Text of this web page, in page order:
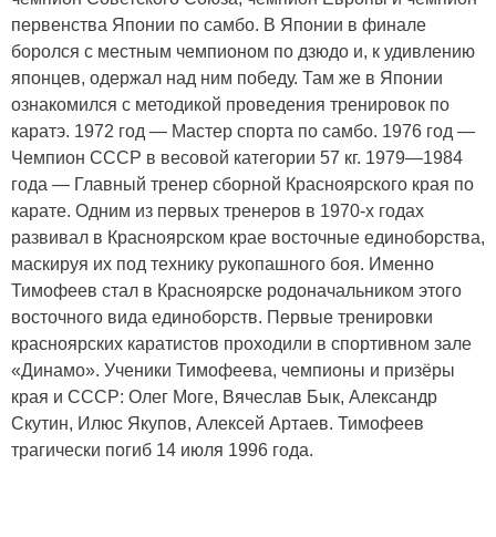
первенства Японии по самбо. В Японии в финале
боролся с местным чемпионом по дзюдо и, к удивлению
японцев, одержал над ним победу. Там же в Японии
ознакомился с методикой проведения тренировок по
каратэ. 1972 год — Мастер спорта по самбо. 1976 год —
Чемпион СССР в весовой категории 57 кг. 1979—1984
года — Главный тренер сборной Красноярского края по
карате. Одним из первых тренеров в 1970-х годах
развивал в Красноярском крае восточные единоборства,
маскируя их под технику рукопашного боя. Именно
Тимофеев стал в Красноярске родоначальником этого
восточного вида единоборств. Первые тренировки
красноярских каратистов проходили в спортивном зале
«Динамо». Ученики Тимофеева, чемпионы и призёры
края и СССР: Олег Моге, Вячеслав Бык, Александр
Скутин, Илюс Якупов, Алексей Артаев. Тимофеев
трагически погиб 14 июля 1996 года.